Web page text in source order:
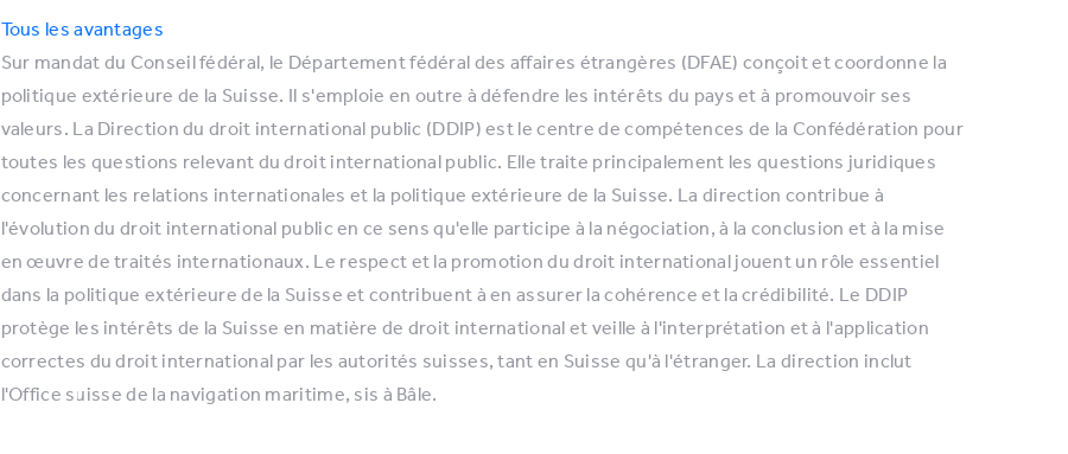
Tous les avantages
Sur mandat du Conseil fédéral, le Département fédéral des affaires étrangères (DFAE) conçoit et coordonne la
politique extérieure de la Suisse. Il s'emploie en outre à défendre les intérêts du pays et à promouvoir ses
valeurs. La Direction du droit international public (DDIP) est le centre de compétences de la Confédération pour
toutes les questions relevant du droit international public. Elle traite principalement les questions juridiques
concernant les relations internationales et la politique extérieure de la Suisse. La direction contribue à
l'évolution du droit international public en ce sens qu'elle participe à la négociation, à la conclusion et à la mise
en œuvre de traités internationaux. Le respect et la promotion du droit international jouent un rôle essentiel
dans la politique extérieure de la Suisse et contribuent à en assurer la cohérence et la crédibilité. Le DDIP
protège les intérêts de la Suisse en matière de droit international et veille à l'interprétation et à l'application
correctes du droit international par les autorités suisses, tant en Suisse qu'à l'étranger. La direction inclut
l'Office suisse de la navigation maritime, sis à Bâle.